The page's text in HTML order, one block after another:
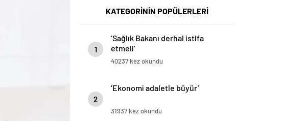
KATEGORİNİN POPÜLERLERİ
1
‘Sağlık Bakanı derhal istifa
etmeli’
40237 kez okundu
2
‘Ekonomi adaletle büyür’
31937 kez okundu